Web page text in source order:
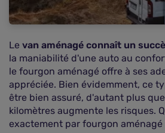
Le van aménagé connaît un
la maniabilité d'une auto au
le fourgon aménagé offre à ses
appréciée. Bien évidemment, ce
être bien assuré, d'autant plus
kilomètres augmente les risques.
exactement par fourgon aménagé